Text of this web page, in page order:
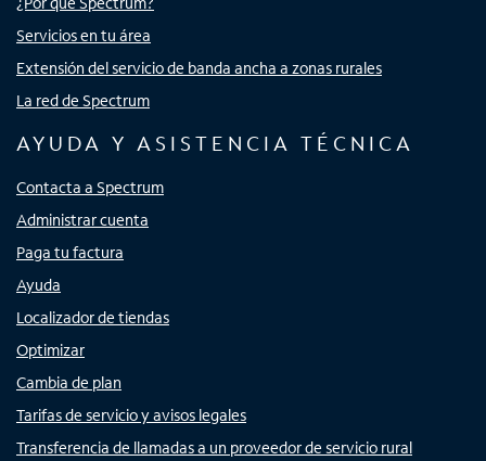
Servicios en tu área
Extensión del servicio de banda ancha a zonas rurales
La red de Spectrum
AYUDA Y ASISTENCIA TÉCNICA
Contacta a Spectrum
Administrar cuenta
Paga tu factura
Ayuda
Localizador de tiendas
Optimizar
Cambia de plan
Tarifas de servicio y avisos legales
Transferencia de llamadas a un proveedor de servicio rural